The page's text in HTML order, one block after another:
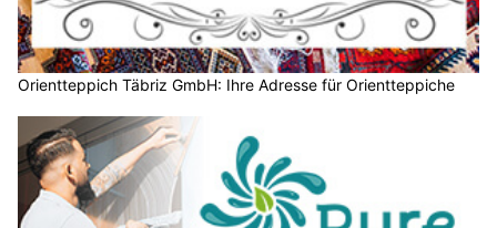
Orientteppich Täbriz GmbH: Ihre Adresse für Orientteppiche